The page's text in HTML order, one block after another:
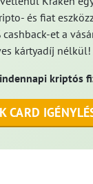
és fiat
cashback-et a
kártyadíj nélkül!
kriptós
CARD